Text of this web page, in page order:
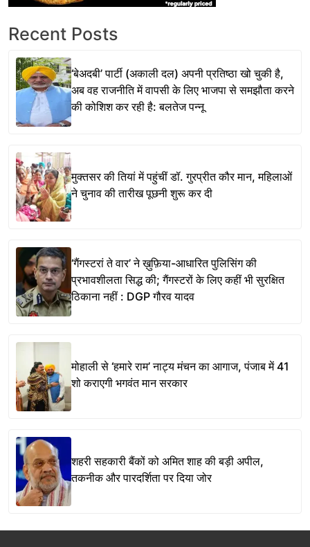
Recent Posts
‘बेअदबी’ पार्टी (अकाली दल) अपनी प्रतिष्ठा खो चुकी है,
अब वह राजनीति में वापसी के लिए भाजपा से समझौता करने
की कोशिश कर रही है: बलतेज पन्नू
मुक्तसर की तियां में पहुंचीं डॉ. गुरप्रीत कौर मान, महिलाओं
ने चुनाव की तारीख पूछनी शुरू कर दी
‘गैंगस्टरां ते वार’ ने ख़ुफ़िया-आधारित पुलिसिंग की
प्रभावशीलता सिद्ध की; गैंगस्टरों के लिए कहीं भी सुरक्षित
ठिकाना नहीं : DGP गौरव यादव
मोहाली से ‘हमारे राम’ नाट्य मंचन का आगाज, पंजाब में 41
शो कराएगी भगवंत मान सरकार
शहरी सहकारी बैंकों को अमित शाह की बड़ी अपील,
तकनीक और पारदर्शिता पर दिया जोर